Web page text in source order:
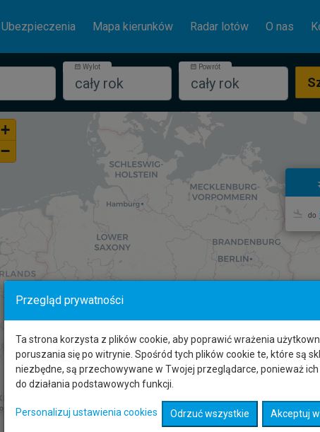
Ubezpieczenia Mapa kierunków Radar lotów O nas
Wylot
cały rok
Powrót
cały rok
do
+
−
Przegląd prywatności
Ta strona korzysta z plików cookie, aby poprawić wrażenia
poruszania się po witrynie. Spośród tych plików cookie te, które są
niezbędne, są przechowywane w Twojej przeglądarce, ponieważ
do działania podstawowych funkcji.
Personalizuj ustawienia cookies Odrzuć wszystkie Akceptuj